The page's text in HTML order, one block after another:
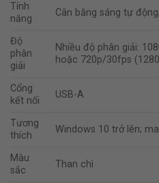
Tính
năng
Cân bằng sáng tự
Độ
phân
giải
Nhiều độ phân giải:
hoặc 720p/30fps
Cổng
kết nối
USB-A
Tương
thích
Windows 10 trở lên;
Màu
sắc
Than chì